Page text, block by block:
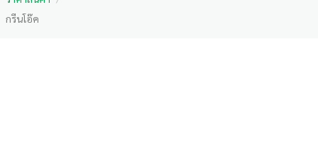
กรีนโอ๊ค